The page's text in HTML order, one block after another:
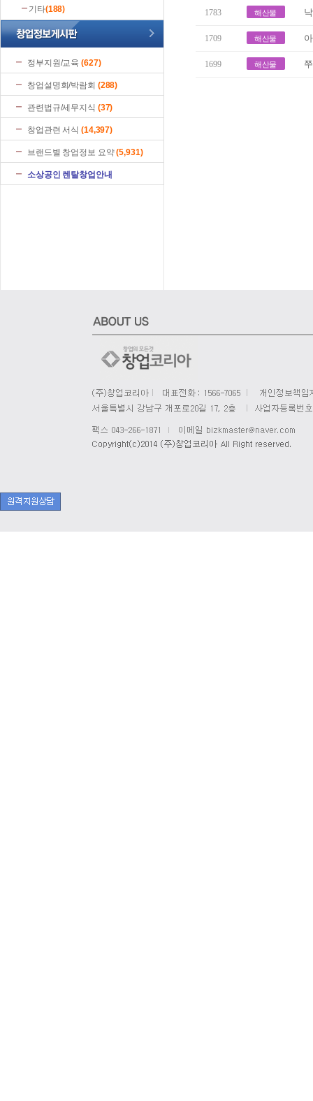
기타(188)
정부지원/교육 (627)
창업설명회/박람회 (288)
관련법규/세무지식 (37)
창업관련 서식 (14,397)
브랜드별 창업정보 요약 (5,931)
소상공인 렌탈창업안내
1783 해산물
1709 해산물
1699 해산물